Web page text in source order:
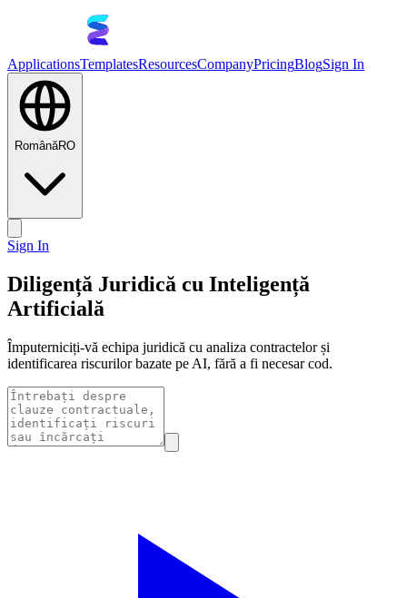
ApplicationsTemplatesResourcesCompanyPricingBlogSign In
RomânăRO
Sign In
Diligență Juridică cu Inteligență
Artificială
Împuterniciți-vă echipa juridică cu analiza contractelor și
identificarea riscurilor bazate pe AI, fără a fi necesar cod.